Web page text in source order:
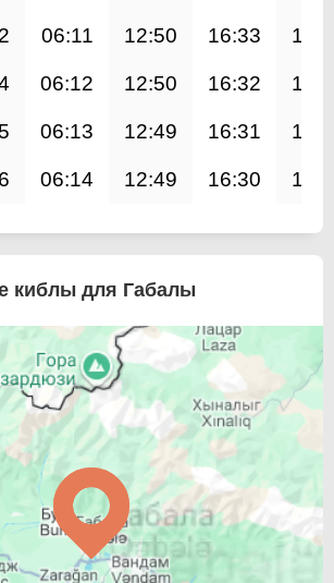
06:11 12:50 16:33
06:12 12:50 16:32
06:13 12:49 16:31
06:14 12:49 16:30
киблы для Габалы